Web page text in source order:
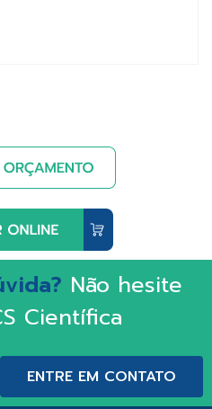
Não hesite
Científica
ENTRE EM CONTATO